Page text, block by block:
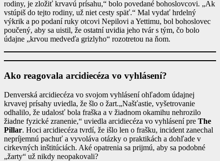
rodiny, je zložiť krvavú prísahu,“ bolo povedané bohoslovcovi. „Ak
vstúpiš do tejto rodiny, už niet cesty späť.“ Mal vydať hrdelný
výkrik a po podaní ruky otcovi Nepilovi a Yettimu, bol bohoslovec
poučený, aby sa uistil, že ostatní uvidia jeho tvár s tým, čo bolo
údajne „krvou medveďa grizlyho“ rozotretou na ňom.
Ako reagovala arcidiecéza vo vyhlásení?
Denverská arcidiecéza vo svojom vyhlásení ohľadom údajnej
krvavej prísahy uviedla, že šlo o žart.„Našťastie, vyšetrovanie
odhalilo, že udalosť bola fraška a v žiadnom okamihu nehrozilo
žiadne fyzické zranenie,“ uviedla arcidiecéza vo vyhlásení pre The
Pillar. Hoci arcidiecéza tvrdí, že išlo len o frašku, incident zanechal
nepríjemnú pachuť a vyvoláva otázky o praktikách a dohľade v
cirkevných inštitúciách. Aké opatrenia sa prijmú, aby sa podobné
„žarty“ už nikdy neopakovali?